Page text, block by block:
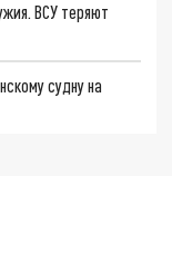
ВСУ теряют
судну на